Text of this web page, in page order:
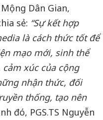
Dân Gian,
sẻ: “Sự kết hợp
là cách thức tốt để
mạo mới, sinh thể
xúc của cộng
nhận thức, đối
thống, tạo nên
đó, PGS.TS Nguyễn